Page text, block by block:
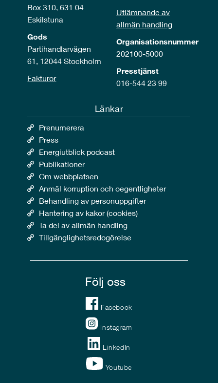
Box 310, 631 04
Eskilstuna
Gods
Partihandlarvägen
61, 12044 Stockholm
Fakturor
Utlämnande av
allmän handling
Organisationsnummer
202100-5000
Presstjänst
016-544 23 99
Länkar
Prenumerera
Press
Energiutblick podcast
Publikationer
Om webbplatsen
Anmäl korruption och oegentligheter
Behandling av personuppgifter
Hantering av kakor (cookies)
Ta del av allmän handling
Tillgänglighetsredogörelse
Följ oss
Facebook
Instagram
LinkedIn
Youtube